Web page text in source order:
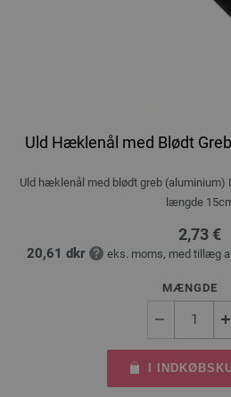
Uld Hæklenål med Blødt
Uld hæklenål med blødt greb (aluminium)
længde
2,73 €
20,61 dkr eks. moms, med tillæg
MÆNGDE
I